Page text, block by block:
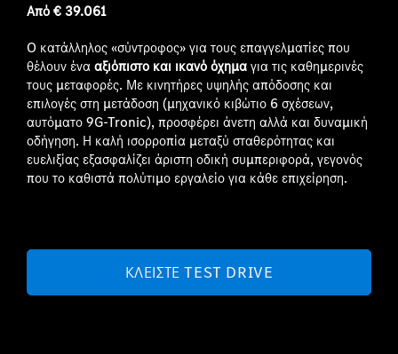
Από € 39.061
O κατάλληλος «σύντροφος» για τους επαγγελματίες που
θέλουν ένα αξιόπιστο και ικανό όχημαγια τις καθημερινές
τους μεταφορές. Με κινητήρες υψηλής απόδοσης και
επιλογές στη μετάδοση (μηχανικό κιβώτιο 6 σχέσεων,
αυτόματο 9G-Tronic), προσφέρει άνετη αλλά και δυναμική
οδήγηση. Η καλή ισορροπία μεταξύ σταθερότητας και
ευελιξίας εξασφαλίζει άριστη οδική συμπεριφορά, γεγονός
που το καθιστά πολύτιμο εργαλείο για κάθε επιχείρηση.
ΚΛΕΊΣΤΕ TEST DRIVE